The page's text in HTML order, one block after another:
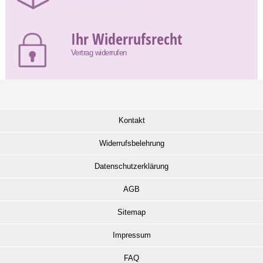
Ihr Widerrufsrecht
Vertrag widerrufen
Kontakt
Widerrufsbelehrung
Datenschutzerklärung
AGB
Sitemap
Impressum
FAQ